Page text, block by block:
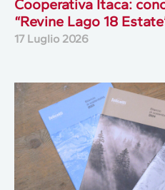
Cooperativa Itaca:
“Revine Lago 18
17 Luglio 2026